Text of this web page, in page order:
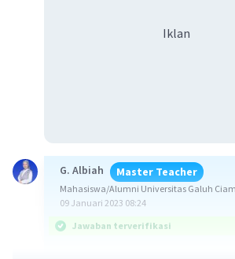
Iklan
G. Albiah Master Teacher
Mahasiswa/Alumni Universitas Galuh
09 Januari 2023 08:24
Jawaban terverifikasi